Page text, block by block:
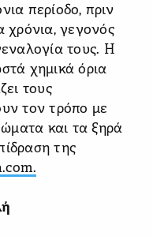
περίοδο, πριν
χρόνια, γεγονός
τους. Η
χημικά όρια
τους
τον τρόπο με
και τα ξηρά
της